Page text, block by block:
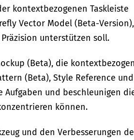
kontextbezogenen Taskleiste
Vector Model (Beta-Version),
unterstützen soll.
(Beta), die
(Beta), Style Reference und
und beschleunigen
können.
und den Verbesserungen